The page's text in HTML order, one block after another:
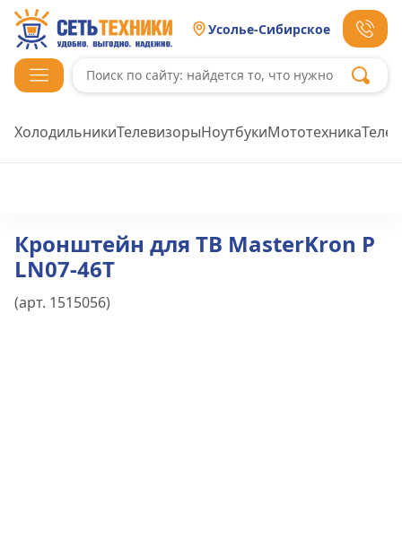
Усолье-Сибирское
ХолодильникиТелевизорыНоутбукиМототехника
Кронштейн для ТВ MasterKron P
LN07-46T
(арт. 1515056)